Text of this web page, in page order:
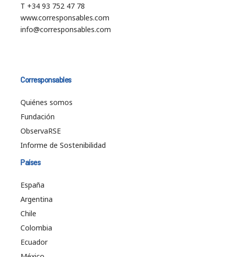
T +34 93 752 47 78
www.corresponsables.com
info@corresponsables.com
Corresponsables
Quiénes somos
Fundación
ObservaRSE
Informe de Sostenibilidad
Países
España
Argentina
Chile
Colombia
Ecuador